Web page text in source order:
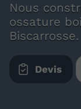
Nous
ossature
Biscarrosse.
Devis